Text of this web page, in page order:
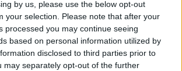
by us, please use the below opt-out
your selection. Please note that after your
processed you may continue seeing
based on personal information utilized by
disclosed to third parties prior to
may separately opt-out of the further
Κέρδη 393 εκατ. ευρώ στο α' εξάμηνο – Στα 734